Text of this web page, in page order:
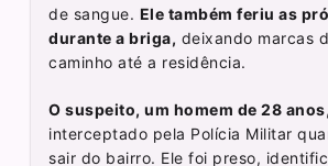
de sangue. Ele também feriu as
durante a briga, deixando marcas
caminho até a residência.
O suspeito, um homem de 28 anos
interceptado pela Polícia Militar
sair do bairro. Ele foi preso,